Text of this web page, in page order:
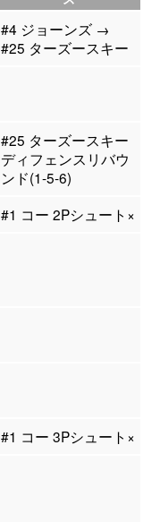
#4 ジョーンズ →
#25 ターズースキー
#25 ターズースキー
ディフェンスリバウ
ンド(1-5-6)
#1 コー 2Pシュート×
#1 コー 3Pシュート×